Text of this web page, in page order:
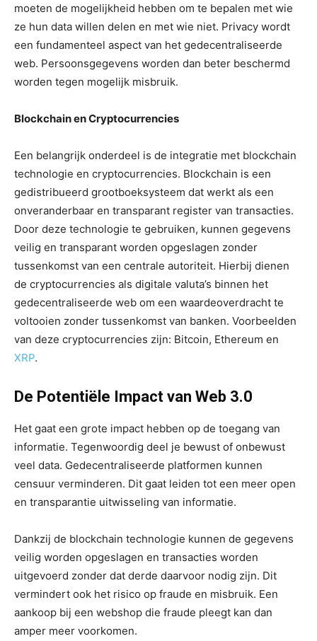
moeten de mogelijkheid hebben om te bepalen met wie
ze hun data willen delen en met wie niet. Privacy wordt
een fundamenteel aspect van het gedecentraliseerde
web. Persoonsgegevens worden dan beter beschermd
worden tegen mogelijk misbruik.
Blockchain en Cryptocurrencies
Een belangrijk onderdeel is de integratie met blockchain
technologie en cryptocurrencies. Blockchain is een
gedistribueerd grootboeksysteem dat werkt als een
onveranderbaar en transparant register van transacties.
Door deze technologie te gebruiken, kunnen gegevens
veilig en transparant worden opgeslagen zonder
tussenkomst van een centrale autoriteit. Hierbij dienen
de cryptocurrencies als digitale valuta’s binnen het
gedecentraliseerde web om een waardeoverdracht te
voltooien zonder tussenkomst van banken. Voorbeelden
van deze cryptocurrencies zijn: Bitcoin, Ethereum en
XRP.
De Potentiële Impact van Web 3.0
Het gaat een grote impact hebben op de toegang van
informatie. Tegenwoordig deel je bewust of onbewust
veel data. Gedecentraliseerde platformen kunnen
censuur verminderen. Dit gaat leiden tot een meer open
en transparantie uitwisseling van informatie.
Dankzij de blockchain technologie kunnen de gegevens
veilig worden opgeslagen en transacties worden
uitgevoerd zonder dat derde daarvoor nodig zijn. Dit
vermindert ook het risico op fraude en misbruik. Een
aankoop bij een webshop die fraude pleegt kan dan
amper meer voorkomen.